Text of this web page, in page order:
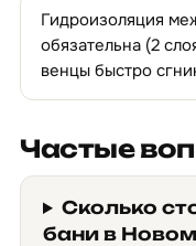
Гидроизоляция
обязательна (2
венцы быстро
Частые
Сколько
бани в